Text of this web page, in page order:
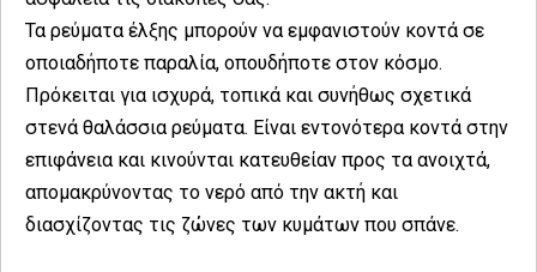
Τα ρεύματα έλξης μπορούν να εμφανιστούν κοντά σε
οποιαδήποτε παραλία, οπουδήποτε στον κόσμο.
Πρόκειται για ισχυρά, τοπικά και συνήθως σχετικά
στενά θαλάσσια ρεύματα. Είναι εντονότερα κοντά στην
επιφάνεια και κινούνται κατευθείαν προς τα ανοιχτά,
απομακρύνοντας το νερό από την ακτή και
διασχίζοντας τις ζώνες των κυμάτων που σπάνε.